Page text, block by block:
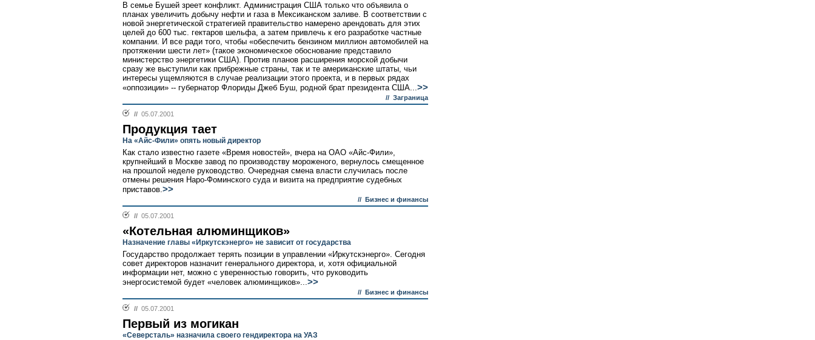
В семье Бушей зреет конфликт. Администрация США только что объявила о
планах увеличить добычу нефти и газа в Мексиканском заливе. В соответствии с
новой энергетической стратегией правительство намерено арендовать для этих
целей до 600 тыс. гектаров шельфа, а затем привлечь к его разработке частные
компании. И все ради того, чтобы «обеспечить бензином миллион автомобилей на
протяжении шести лет» (такое экономическое обоснование представило
министерство энергетики США). Против планов расширения морской добычи
сразу же выступили как прибрежные страны, так и те американские штаты, чьи
интересы ущемляются в случае реализации этого проекта, и в первых рядах
«оппозиции» -- губернатор Флориды Джеб Буш, родной брат президента США...>>
// Заграница
// 05.07.2001
Продукция тает
На «Айс-Фили» опять новый директор
Как стало известно газете «Время новостей», вчера на ОАО «Айс-Фили»,
крупнейший в Москве завод по производству мороженого, вернулось смещенное
на прошлой неделе руководство. Очередная смена власти случилась после
отмены решения Наро-Фоминского суда и визита на предприятие судебных
приставов.>>
// Бизнес и финансы
// 05.07.2001
«Котельная алюминщиков»
Назначение главы «Иркутскэнерго» не зависит от государства
Государство продолжает терять позиции в управлении «Иркутскэнерго». Сегодня
совет директоров назначит генерального директора, и, хотя официальной
информации нет, можно с уверенностью говорить, что руководить
энергосистемой будет «человек алюминщиков»...>>
// Бизнес и финансы
// 05.07.2001
Первый из могикан
«Северсталь» назначила своего гендиректора на УАЗ